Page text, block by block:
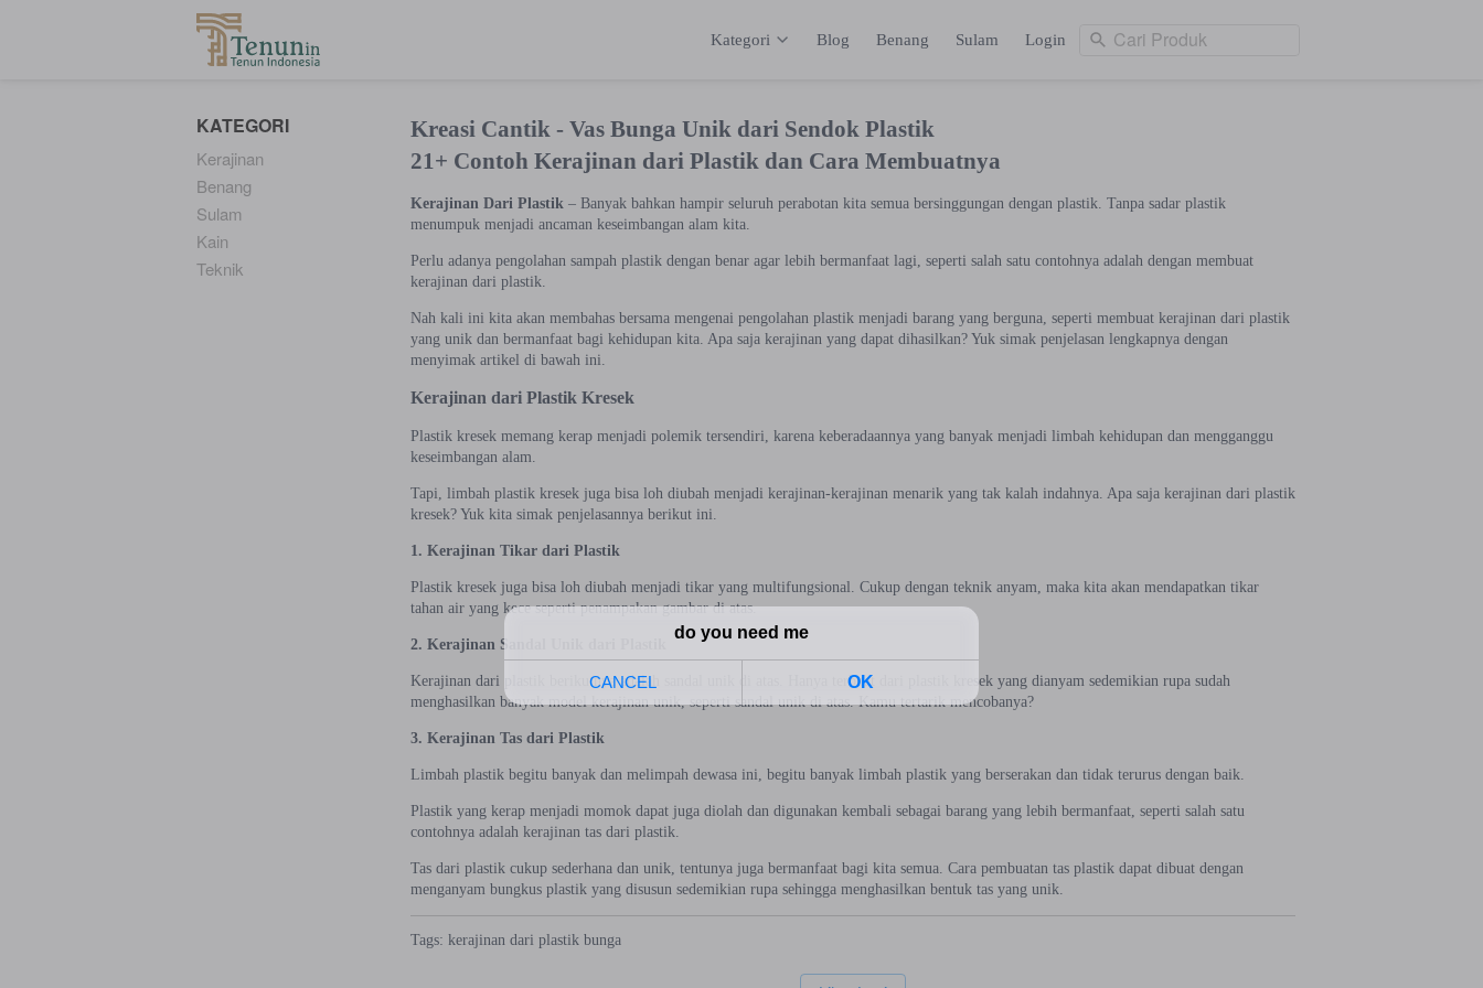
Kategori Blog Benang Sulam Login Cari Produk
KATEGORI
Kerajinan
Benang
Sulam
Kain
Teknik
Kreasi Cantik - Vas Bunga Unik dari Sendok Plastik
21+ Contoh Kerajinan dari Plastik dan Cara Membuatnya
Kerajinan Dari Plastik – Banyak bahkan hampir seluruh perabotan kita semua bersinggungan dengan plastik. Tanpa sadar plastik
menumpuk menjadi ancaman keseimbangan alam kita.
Perlu adanya pengolahan sampah plastik dengan benar agar lebih bermanfaat lagi, seperti salah satu contohnya adalah dengan membuat
kerajinan dari plastik.
Nah kali ini kita akan membahas bersama mengenai pengolahan plastik menjadi barang yang berguna, seperti membuat kerajinan dari plastik
yang unik dan bermanfaat bagi kehidupan kita. Apa saja kerajinan yang dapat dihasilkan? Yuk simak penjelasan lengkapnya dengan
menyimak artikel di bawah ini.
Kerajinan dari Plastik Kresek
Plastik kresek memang kerap menjadi polemik tersendiri, karena keberadaannya yang banyak menjadi limbah kehidupan dan mengganggu
keseimbangan alam.
Tapi, limbah plastik kresek juga bisa loh diubah menjadi kerajinan-kerajinan menarik yang tak kalah indahnya. Apa saja kerajinan dari plastik
kresek? Yuk kita simak penjelasannya berikut ini.
1. Kerajinan Tikar dari Plastik
Plastik kresek juga bisa loh diubah menjadi tikar yang multifungsional. Cukup dengan teknik anyam, maka kita akan mendapatkan tikar
tahan air yang kece seperti penampakan gambar di atas.
2. Kerajinan Sandal Unik dari Plastik
Kerajinan dari plastik berikutnya adalah sandal unik di atas. Hanya terbuat dari plastik kresek yang dianyam sedemikian rupa sudah
menghasilkan banyak model kerajinan unik, seperti sandal unik di atas. Kamu tertarik mencobanya?
3. Kerajinan Tas dari Plastik
Limbah plastik begitu banyak dan melimpah dewasa ini, begitu banyak limbah plastik yang berserakan dan tidak terurus dengan baik.
Plastik yang kerap menjadi momok dapat juga diolah dan digunakan kembali sebagai barang yang lebih bermanfaat, seperti salah satu
contohnya adalah kerajinan tas dari plastik.
Tas dari plastik cukup sederhana dan unik, tentunya juga bermanfaat bagi kita semua. Cara pembuatan tas plastik dapat dibuat dengan
menganyam bungkus plastik yang disusun sedemikian rupa sehingga menghasilkan bentuk tas yang unik.
Tags:kerajinan dari plastik bunga